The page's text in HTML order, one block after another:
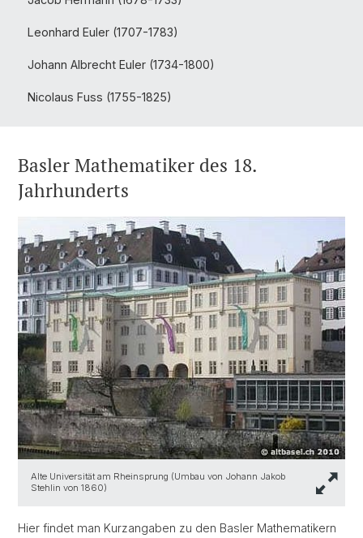
Leonhard Euler (1707-1783)
Johann Albrecht Euler (1734-1800)
Nicolaus Fuss (1755-1825)
Basler Mathematiker des 18.
Jahrhunderts
Alte Universität am Rheinsprung (Umbau von Johann Jakob
Stehlin von 1860)
Hier findet man Kurzangaben zu den Basler Mathematikern